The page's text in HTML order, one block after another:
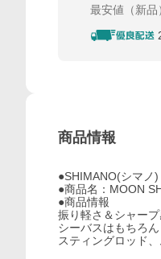
最安値 （新品
商品情報
●SHIMANO(シマノ)
●商品名：MOON
●商品情報
振り軽さ＆シャー
シーバスはもちろ
スティングロッド、